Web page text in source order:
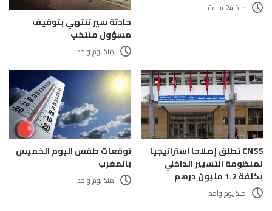
منذ 24 ساعة
حادثة سير تنتهي بتوقيف
مسؤول منتخب
منذ يوم واحد
CNSS تطلق إصلاحا استراتيجيا
لمنظومة التسيير الداخلي
بكلفة 1.2 مليون درهم
منذ يوم واحد
توقعات طقس اليوم الخميس
بالمغرب
منذ يوم واحد